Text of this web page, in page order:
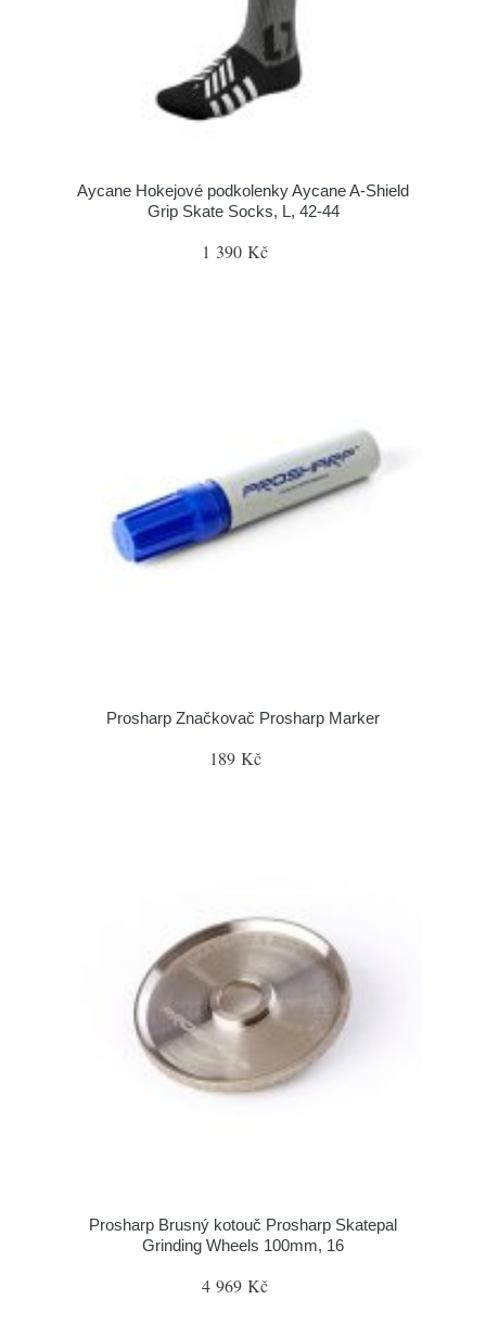
Aycane Hokejové podkolenky Aycane A-Shield
Grip Skate Socks, L, 42-44
1 390 Kč
Prosharp Značkovač Prosharp Marker
189 Kč
Prosharp Brusný kotouč Prosharp Skatepal
Grinding Wheels 100mm, 16
4 969 Kč